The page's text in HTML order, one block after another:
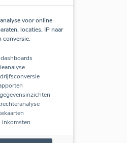
voor online
locaties, IP naar
conversie.
inkomsten